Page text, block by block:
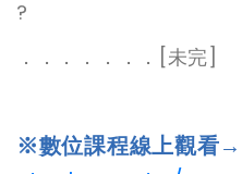
?
．．．．．．．[未完]
※數位課程線上觀看→